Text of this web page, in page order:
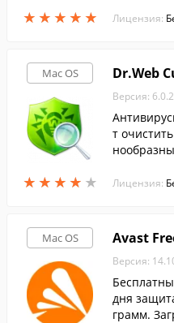
★ ★ ★ ★ ★
★ ★ ★ ★ ★ Лицензия:
Mac OS
★ ★ ★ ★ ★
★ ★ ★ ★ ★
Dr.Web
Версия:
т
Лицензия:
Mac OS Avast
Версия:
дня
грамм.